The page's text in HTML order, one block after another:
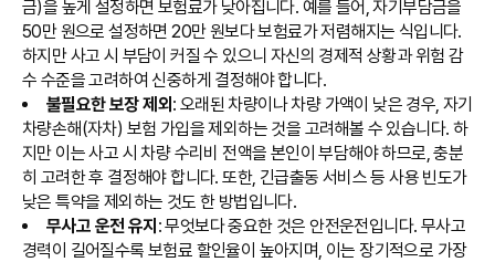
금)을 높게 설정하면 보험료가 낮아집니다. 예를 들어, 자기부담금을
50만 원으로 설정하면 20만 원보다 보험료가 저렴해지는 식입니다.
하지만 사고 시 부담이 커질 수 있으니 자신의 경제적 상황과 위험 감
수 수준을 고려하여 신중하게 결정해야 합니다.
불필요한 보장 제외 : 오래된 차량이나 차량 가액이 낮은 경우, 자기
차량손해(자차) 보험 가입을 제외하는 것을 고려해볼 수 있습니다. 하
지만 이는 사고 시 차량 수리비 전액을 본인이 부담해야 하므로, 충분
히 고려한 후 결정해야 합니다. 또한, 긴급출동 서비스 등 사용 빈도가
낮은 특약을 제외하는 것도 한 방법입니다.
무사고 운전 유지 : 무엇보다 중요한 것은 안전운전입니다. 무사고
경력이 길어질수록 보험료 할인율이 높아지며, 이는 장기적으로 가장